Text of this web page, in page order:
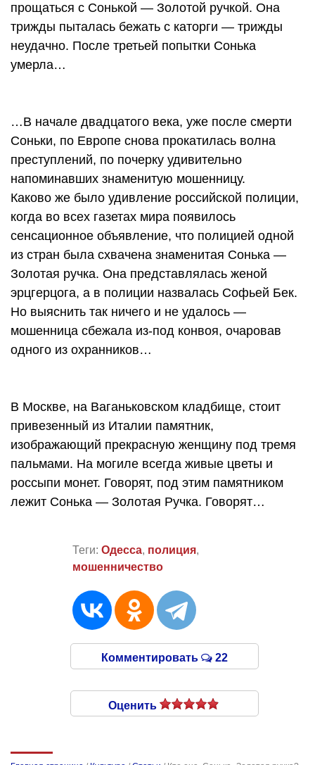
прощаться с Сонькой — Золотой ручкой. Она
трижды пыталась бежать с каторги — трижды
неудачно. После третьей попытки Сонька
умерла…
…В начале двадцатого века, уже после смерти
Соньки, по Европе снова прокатилась волна
преступлений, по почерку удивительно
напоминавших знаменитую мошенницу.
Каково же было удивление российской полиции,
когда во всех газетах мира появилось
сенсационное объявление, что полицией одной
из стран была схвачена знаменитая Сонька —
Золотая ручка. Она представлялась женой
эрцгерцога, а в полиции назвалась Софьей Бек.
Но выяснить так ничего и не удалось —
мошенница сбежала из-под конвоя, очаровав
одного из охранников…
В Москве, на Ваганьковском кладбище, стоит
привезенный из Италии памятник,
изображающий прекрасную женщину под тремя
пальмами. На могиле всегда живые цветы и
россыпи монет. Говорят, под этим памятником
лежит Сонька — Золотая Ручка. Говорят…
Теги: Одесса, полиция,
мошенничество
Комментировать 22
Оценить